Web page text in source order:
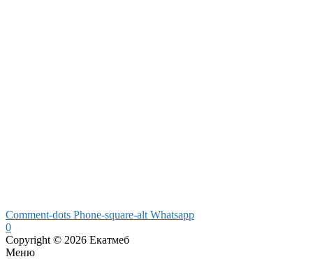
Comment-dots Phone-square-alt Whatsapp
0
Copyright © 2026 Екатмеб
Меню